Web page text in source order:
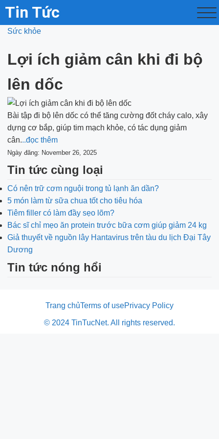
Tin Tức
Sức khỏe
Lợi ích giảm cân khi đi bộ
lên dốc
Bài tập đi bộ lên dốc có thể tăng cường đốt cháy calo, xây
dựng cơ bắp, giúp tim mạch khỏe, có tác dụng giảm
cân...đọc thêm
Ngày đăng: November 26, 2025
Tin tức cùng loại
Có nên trữ cơm nguội trong tủ lạnh ăn dần?
5 món làm từ sữa chua tốt cho tiêu hóa
Tiêm filler có làm đầy sẹo lõm?
Bác sĩ chỉ mẹo ăn protein trước bữa cơm giúp giảm 24 kg
Giả thuyết về nguồn lây Hantavirus trên tàu du lịch Đại Tây
Dương
Tin tức nóng hổi
Trang chủTerms of usePrivacy Policy
© 2024 TinTucNet. All rights reserved.